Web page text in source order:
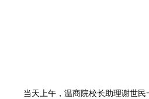
当天上午，温商院校长助理谢世